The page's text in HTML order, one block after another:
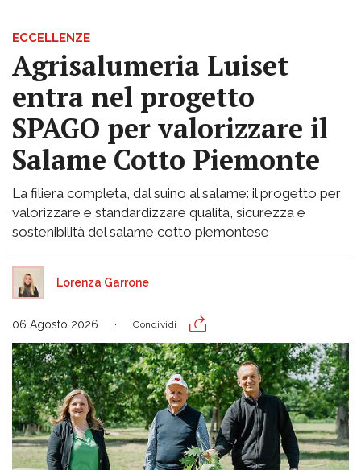
ECCELLENZE
Agrisalumeria Luiset
entra nel progetto
SPAGO per valorizzare il
Salame Cotto Piemonte
La filiera completa, dal suino al salame: il progetto per
valorizzare e standardizzare qualità, sicurezza e
sostenibilità del salame cotto piemontese
Lorenza Garrone
06 Agosto 2026 Condividi